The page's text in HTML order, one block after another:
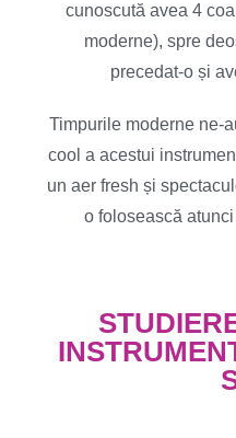
cunoscută avea 4
moderne), spre
precedat-o și
Timpurile moderne ne-
cool a acestui
un aer fresh și
o folosească